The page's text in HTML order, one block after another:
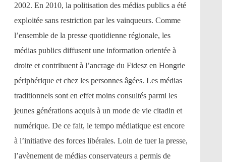
2002. En 2010, la politisation des médias publics a été
exploitée sans restriction par les vainqueurs. Comme
l’ensemble de la presse quotidienne régionale, les
médias publics diffusent une information orientée à
droite et contribuent à l’ancrage du Fidesz en Hongrie
périphérique et chez les personnes âgées. Les médias
traditionnels sont en effet moins consultés parmi les
jeunes générations acquis à un mode de vie citadin et
numérique. De ce fait, le tempo médiatique est encore
à l’initiative des forces libérales. Loin de tuer la presse,
l’avènement de médias conservateurs a permis de